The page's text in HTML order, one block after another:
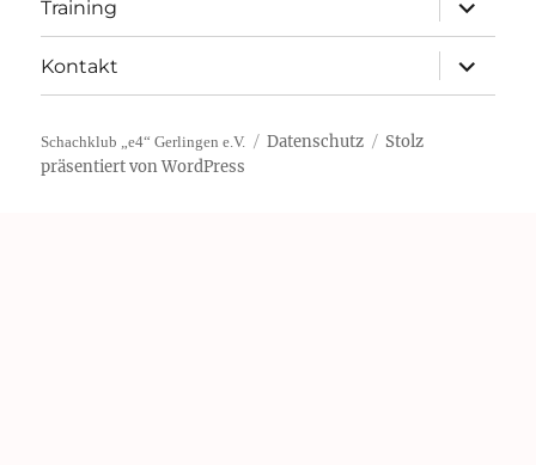
Training
öffnen
Kontakt
öffnen
Schachklub „e4“ Gerlingen e.V. Datenschutz
Stolz
präsentiert von WordPress